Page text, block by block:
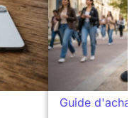
Guide d'achat